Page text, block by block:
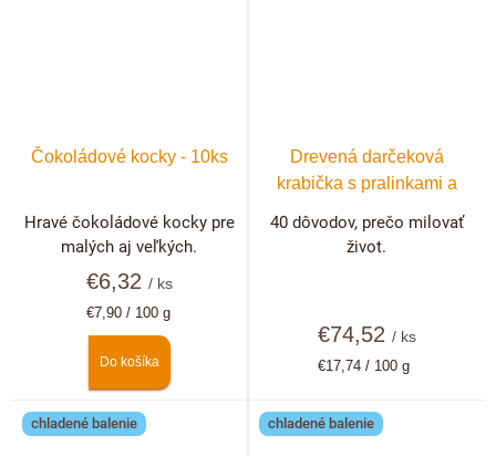
Čokoládové kocky - 10ks
€6,32 / ks
Jednotková
€7,90 / 100 g
Do košíka
Hravé čokoládové kocky pre
malých aj veľkých.
Drevená darčeková
krabička s pralinkami a
€74,52 / ks
Jednotková
€17,74 / 100 g
40 dôvodov, prečo milovať
život.
chladené balenie chladené balenie